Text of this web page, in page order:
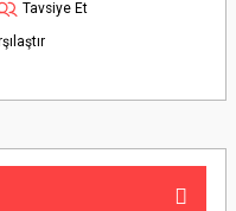
Tavsiye Et